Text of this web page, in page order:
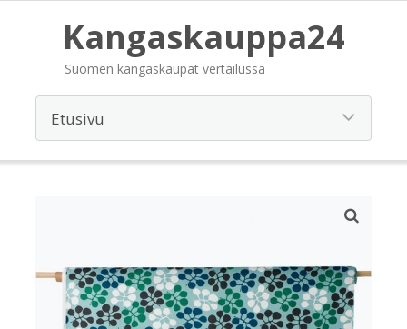
Kangaskauppa24
Suomen kangaskaupat vertailussa